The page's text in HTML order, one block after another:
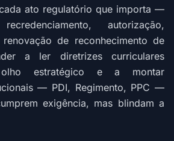
ato regulatório que importa —
autorização,
de reconhecimento de
a ler diretrizes curriculares
estratégico e a montar
— PDI, Regimento, PPC —
exigência, mas blindam a